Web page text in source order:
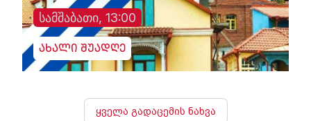
სამშაბათი, 13:00
ახალი შუადღე
ყველა გადაცემის ნახვა